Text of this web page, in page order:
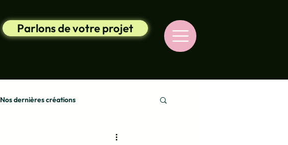
Parlons de votre projet
Nos dernières créations